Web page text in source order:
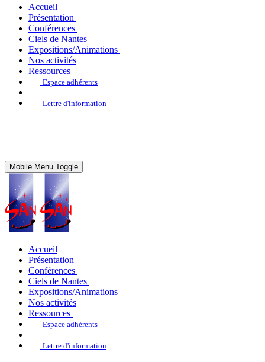
Accueil
Présentation
Conférences
Ciels de Nantes
Expositions/Animations
Nos activités
Ressources
Espace adhérents
Lettre d'information
Mobile Menu Toggle
Accueil
Présentation
Conférences
Ciels de Nantes
Expositions/Animations
Nos activités
Ressources
Espace adhérents
Lettre d'information